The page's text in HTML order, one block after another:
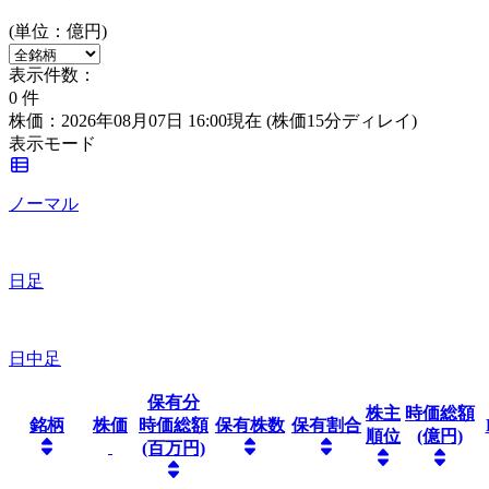
(単位：億円)
表示件数：
0 件
株価：2026年08月07日 16:00現在 (株価15分ディレイ)
表示モード
ノーマル
日足
日中足
銘柄 株価
保有分
時価総額
(百万円)
保有株数 保有割合
株主
順位
時価総額
(億円)